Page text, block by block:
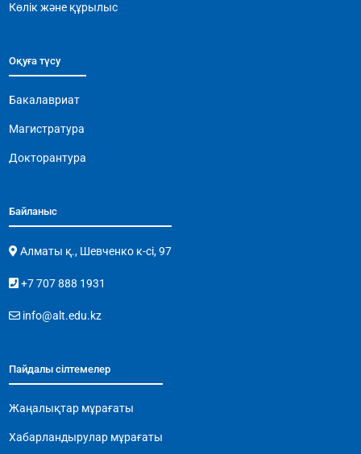
Көлік және құрылыс
Оқуға түсу
Бакалавриат
Магистратура
Докторантура
Байланыс
Алматы қ., Шевченко к-сі, 97
+7 707 888 1931
info@alt.edu.kz
Пайдалы сілтемелер
Жаңалықтар мұрағаты
Хабарландырулар мұрағаты